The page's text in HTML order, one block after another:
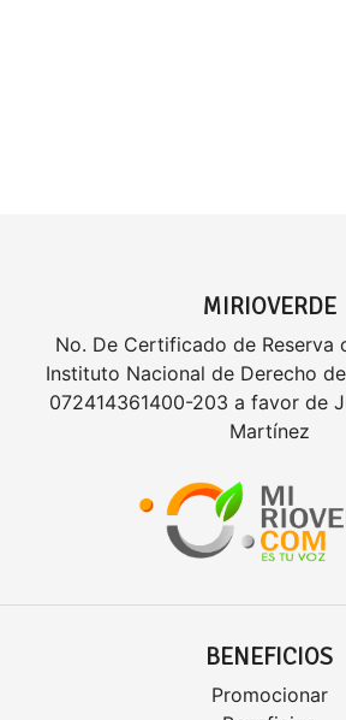
MIRIOVERDE
No. De Certificado de Reserva
Instituto Nacional de Derecho
072414361400-203 a favor de
Martínez
BENEFICIOS
Promocionar